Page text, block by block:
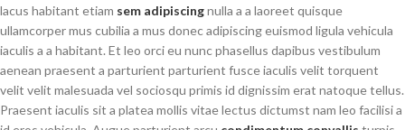
lacus habitant etiam sem adipiscingnulla a a laoreet quisque
ullamcorper mus cubilia a mus donec adipiscing euismod ligula vehicula
iaculis a a habitant. Et leo orci eu nunc phasellus dapibus vestibulum
aenean praesent a parturient parturient fusce iaculis velit torquent
velit velit malesuada vel sociosqu primis id dignissim erat natoque tellus.
Praesent iaculis sit a platea mollis vitae lectus dictumst nam leo facilisi a